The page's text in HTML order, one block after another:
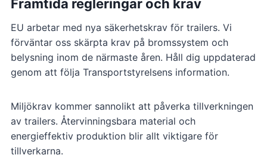
Framtida regleringar och krav
EU arbetar med nya säkerhetskrav för trailers. Vi
förväntar oss skärpta krav på bromssystem och
belysning inom de närmaste åren. Håll dig uppdaterad
genom att följa Transportstyrelsens information.
Miljökrav kommer sannolikt att påverka tillverkningen
av trailers. Återvinningsbara material och
energieffektiv produktion blir allt viktigare för
tillverkarna.